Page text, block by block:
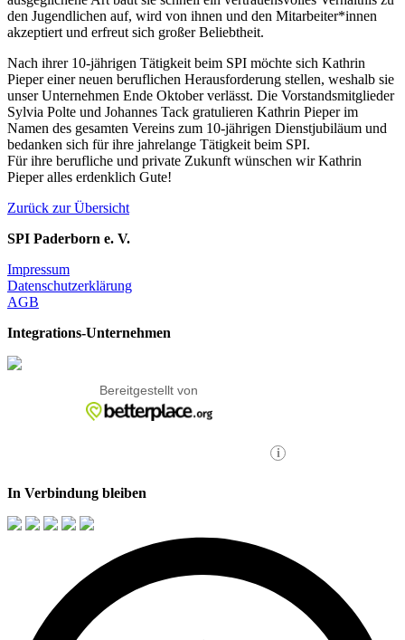
den Jugendlichen auf, wird von ihnen und den Mitarbeiter*innen
akzeptiert und erfreut sich großer Beliebtheit.
Nach ihrer 10-jährigen Tätigkeit beim SPI möchte sich Kathrin
Pieper einer neuen beruflichen Herausforderung stellen, weshalb sie
unser Unternehmen Ende Oktober verlässt. Die Vorstandsmitglieder
Sylvia Polte und Johannes Tack gratulieren Kathrin Pieper im
Namen des gesamten Vereins zum 10-jährigen Dienstjubiläum und
bedanken sich für ihre jahrelange Tätigkeit beim SPI.
Für ihre berufliche und private Zukunft wünschen wir Kathrin
Pieper alles erdenklich Gute!
Zurück zur Übersicht
SPI Paderborn e. V.
Impressum
Datenschutzerklärung
AGB
Integrations-Unternehmen
In Verbindung bleiben